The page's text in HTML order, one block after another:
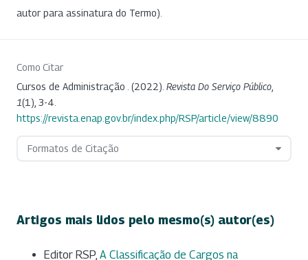
autor para assinatura do Termo).
Como Citar
Cursos de Administração . (2022). Revista Do Serviço Público
1(1), 3-4.
https://revista.enap.gov.br/index.php/RSP/article/view/8890
Formatos de Citação
Artigos mais lidos pelo mesmo(s) autor(es)
Editor RSP, A Classificação de Cargos na